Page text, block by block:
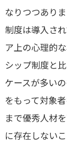
なりつつあり
制度は導入さ
ア上の心理的
シップ制度と
ケースが多い
をもって対象
まで優秀人材
に存在しない